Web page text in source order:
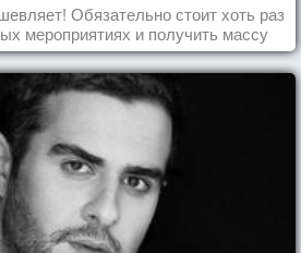
Обязательно стоит хоть раз
мероприятиях и получить массу
впечатлений!